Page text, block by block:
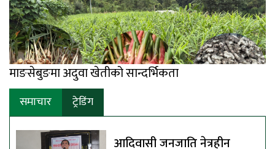
माङसेबुङमा अदुवा खेतीको सान्दर्भिकता
समाचार ट्रेडिंग
आदिवासी जनजाति नेत्रहीन